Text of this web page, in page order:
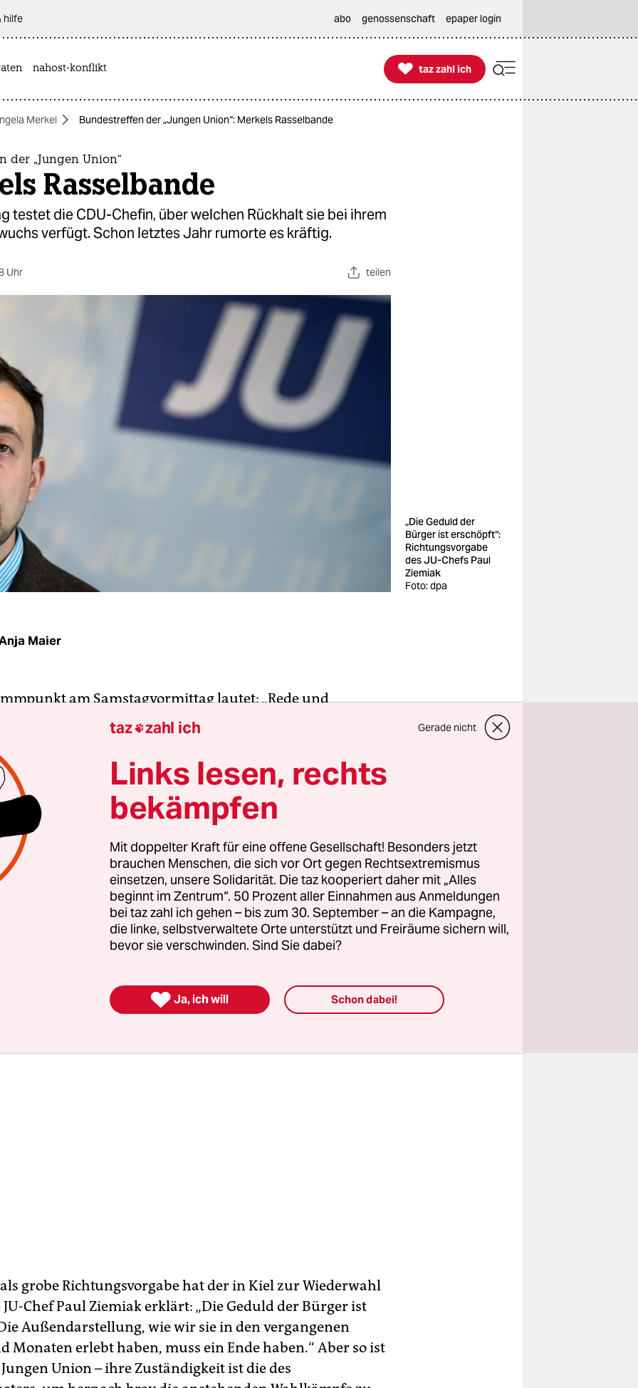
hilfe abo genossenschaft epaper login
nahost-konflikt 
taz zahl ich
taz zahl ich
Merkel Bundestreffen der „Jungen Union“: Merkels Rasselbande
der „Jungen Union“
Rasselbande
testet die CDU-Chefin, über welchen Rückhalt sie bei ihrem
verfügt. Schon letztes Jahr rumorte es kräftig.
Uhr teilen
„Die Geduld der
Bürger ist erschöpft“:
Richtungsvorgabe
des JU-Chefs Paul
Ziemiak
Foto: dpa
Maier
am Samstagvormittag lautet: „Rede und
mit Angela Merkel“. Die Kanzlerin und CDU-Vorsitzende
„Deutschlandtag“ der Jungen Union (JU) nach Kiel – und
Beteiligten jener unionsinternen
der das Land seit Jahren beizuwohnen
ist.
Alexander Dobrindt und
Jens Spahn sprechen am Samstag, am Sonntag
Generalsekretärin Annegret Kramp-Karrenbauer und
der Chef der EVP-Fraktion im Europäischen
Dazwischen der unwägbare Neuzugang an der CDU/CSU-
Ralph Brinkhaus. Team Erneuerung trifft also auf
Arena; die JU vertritt 115.000 Mitglieder.
grobe Richtungsvorgabe hat der in Kiel zur Wiederwahl
Chef Paul Ziemiak erklärt: „Die Geduld der Bürger ist
Außendarstellung, wie wir sie in den vergangenen
Monaten erlebt haben, muss ein Ende haben.“ Aber so ist
Union – ihre Zuständigkeit ist die des
taz zahl ich Gerade nicht
Links lesen, rechts
bekämpfen
Mit doppelter Kraft für eine offene Gesellschaft! Besonders jetzt
brauchen Menschen, die sich vor Ort gegen Rechtsextremismus
einsetzen, unsere Solidarität. Die taz kooperiert daher mit „Alles
beginnt im Zentrum“. 50 Prozent aller Einnahmen aus Anmeldungen
bei taz zahl ich gehen – bis zum 30. September – an die Kampagne,
die linke, selbstverwaltete Orte unterstützt und Freiräume sichern will,
bevor sie verschwinden. Sind Sie dabei?
 Ja, ich will Schon dabei!